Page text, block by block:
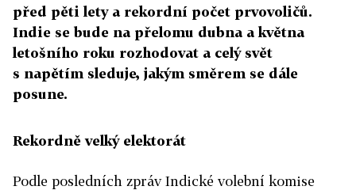
před pěti lety a rekordní počet prvovoličů.
Indie se bude na přelomu dubna a května
letošního roku rozhodovat a celý svět
s napětím sleduje, jakým směrem se dále
posune.
Rekordně velký elektorát
Podle posledních zpráv Indické volební komise